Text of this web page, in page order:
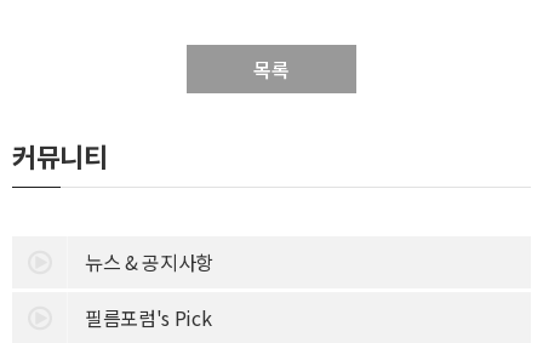
목록
커뮤니티
뉴스 & 공지사항
필름포럼's Pick